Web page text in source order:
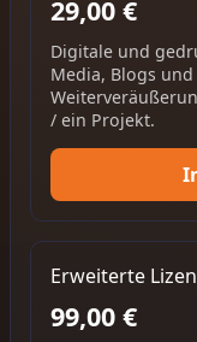
29,00 €
Digitale und
Media, Blogs
/ ein Projekt.
Erweiterte
99,00 €